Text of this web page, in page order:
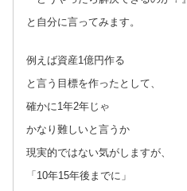
と自分に言ってみます。
例えば資産1億円作る
と言う目標を作ったとして、
確かに1年2年じゃ
かなり難しいと言うか
現実的ではない気がしますが、
「10年15年後までに」